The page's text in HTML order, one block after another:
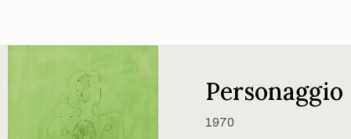
critici
Personaggio
1970